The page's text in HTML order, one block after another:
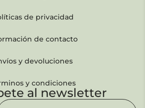
de privacidad
de contacto
y devoluciones
y condiciones
al newsletter